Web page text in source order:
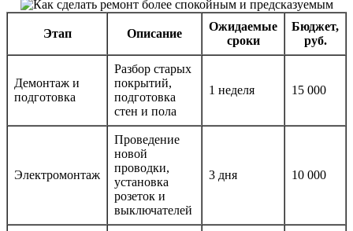
Этап Описание
Ожидаемые
сроки
Бюджет,
руб.
Демонтаж и
подготовка
Разбор старых
покрытий,
подготовка
стен и пола
1 неделя 15 000
Электромонтаж
Проведение
новой
проводки,
установка
розеток и
выключателей
3 дня 10 000